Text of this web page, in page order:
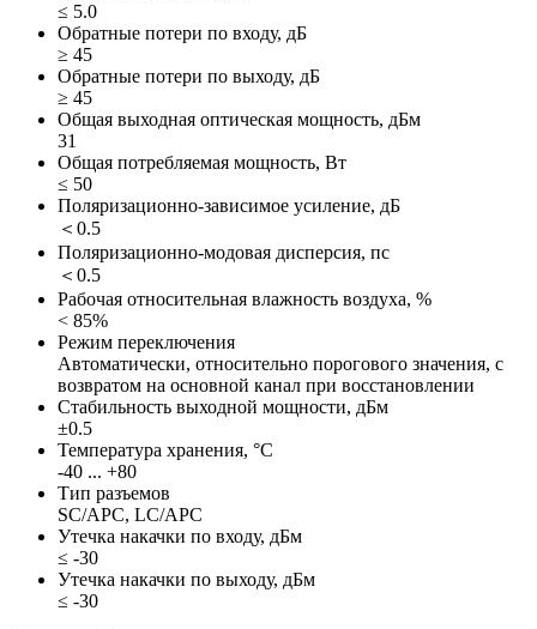
≤ 5.0
Обратные потери по входу, дБ
≥ 45
Обратные потери по выходу, дБ
≥ 45
Общая выходная оптическая мощность, дБм
31
Общая потребляемая мощность, Вт
≤ 50
Поляризационно-зависимое усиление, дБ
＜0.5
Поляризационно-модовая дисперсия, пс
＜0.5
Рабочая относительная влажность воздуха, %
< 85%
Режим переключения
Автоматически, относительно порогового значения, с
возвратом на основной канал при восстановлении
Стабильность выходной мощности, дБм
±0.5
Температура хранения, °С
-40 ... +80
Тип разъемов
SC/APC, LC/APC
Утечка накачки по входу, дБм
≤ -30
Утечка накачки по выходу, дБм
≤ -30